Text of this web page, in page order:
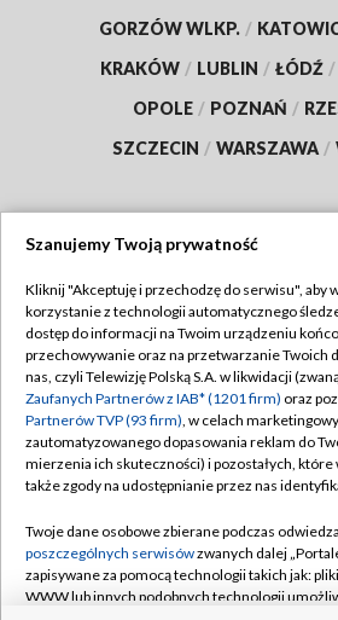
GORZÓW WLKP. /
KRAKÓW / LUBLIN / ŁÓDŹ /
OPOLE / POZNAŃ /
SZCZECIN / WARSZAWA /
TVP
Abonament TVP
Emisja w TVP
Centrum informacji TVP
Naziemna Telewizja Cyfrowa
Rada Programowa
System NOS
Regulamin
Polityka
Moje zgody
Pomoc
Kontakt
Szanujemy Twoją prywatność
Kliknij "Akceptuję i przechodzę do serwisu", aby
korzystanie z technologii automatycznego
dostęp do informacji na Twoim urządzeniu
przechowywanie oraz na przetwarzanie Twoich
nas, czyli Telewizję Polską S.A. w likwidacji
Zaufanych Partnerów z IAB* (1201 firm) oraz
Partnerów TVP (93 firm), w celach
zautomatyzowanego dopasowania reklam do
mierzenia ich skuteczności) i pozostałych, które
także zgody na udostępnianie przez nas
Twoje dane osobowe zbierane podczas
poszczególnych serwisówzwanych dalej
zapisywane za pomocą technologii takich jak:
WWW lub innych podobnych technologii